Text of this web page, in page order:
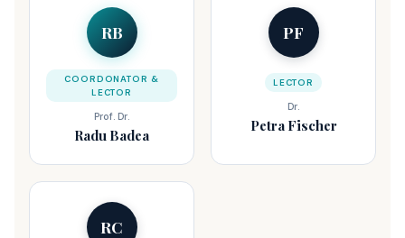
RB
COORDONATOR &
LECTOR
Prof. Dr.
Radu Badea
PF
LECTOR
Dr.
Petra Fischer
RC